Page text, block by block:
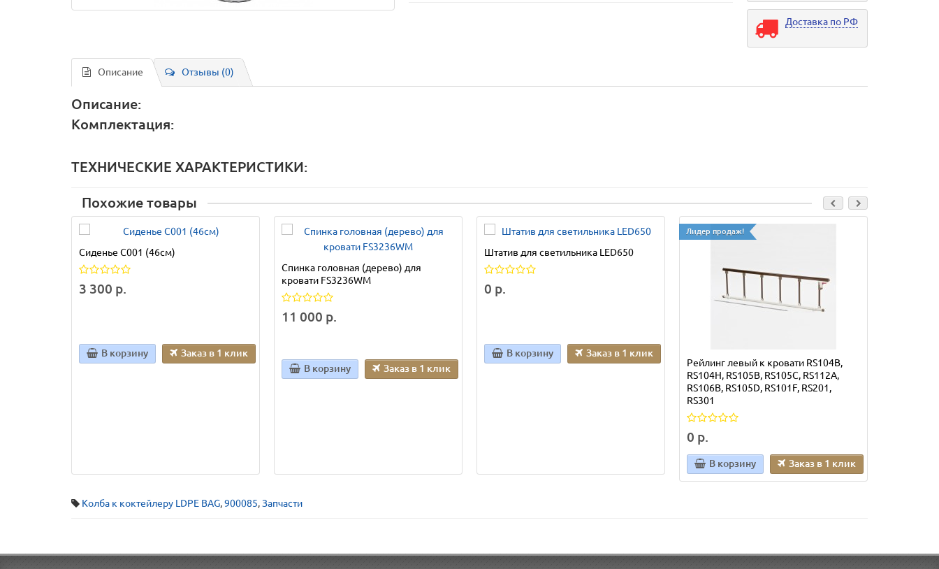
Доставка по РФ
Описание Отзывы (0)
Описание:
Комплектация:
ТЕХНИЧЕСКИЕ ХАРАКТЕРИСТИКИ:
Похожие товары
Сиденье C001 (46см)
3 300 р.
В корзину Заказ в 1 клик
Спинка головная (дерево) для
кровати FS3236WM
11 000 р.
В корзину Заказ в 1 клик
Штатив для светильника LED650
0 р.
В корзину Заказ в 1 клик
Лидер продаж!
Рейлинг левый к кровати RS104B,
RS104H, RS105B, RS105C, RS112A,
RS106B, RS105D, RS101F, RS201,
RS301
0 р.
В корзину Заказ в 1 клик
Колба к коктейлеру LDPE BAG,900085,Запчасти